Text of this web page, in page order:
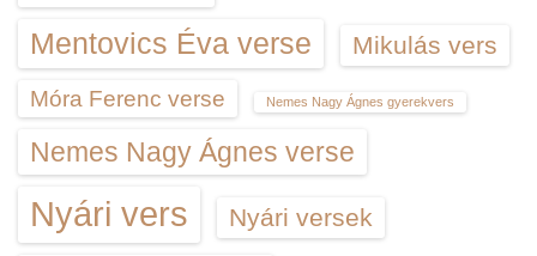
Mentovics Éva verse Mikulás vers
Móra Ferenc verse Nemes Nagy Ágnes gyerekvers
Nemes Nagy Ágnes verse
Nyári vers Nyári versek